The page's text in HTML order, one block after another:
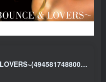
倖田來未 – BEST~BOUNCE & LOVERS~(4945817488008)【16bit／44.1kHz】日本区